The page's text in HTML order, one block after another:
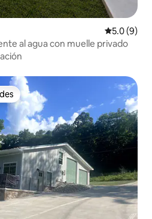
5.0 (9)
al agua con muelle privado
entre huéspedes